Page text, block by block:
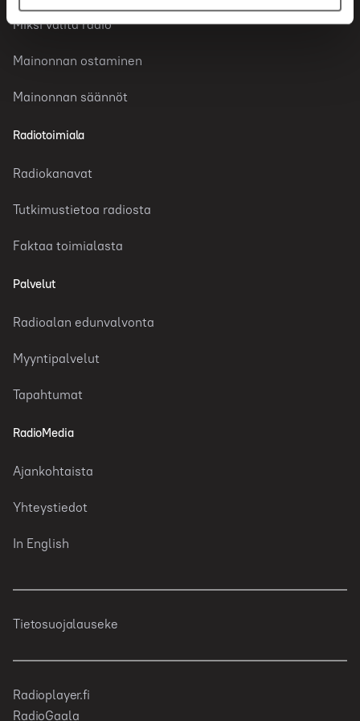
Miksi valita radio
Mainonnan ostaminen
Mainonnan säännöt
Radiotoimiala
Radiokanavat
Tutkimustietoa radiosta
Faktaa toimialasta
Palvelut
Radioalan edunvalvonta
Myyntipalvelut
Tapahtumat
RadioMedia
Ajankohtaista
Yhteystiedot
In English
Tietosuojalauseke
Radioplayer.fi
RadioGaala